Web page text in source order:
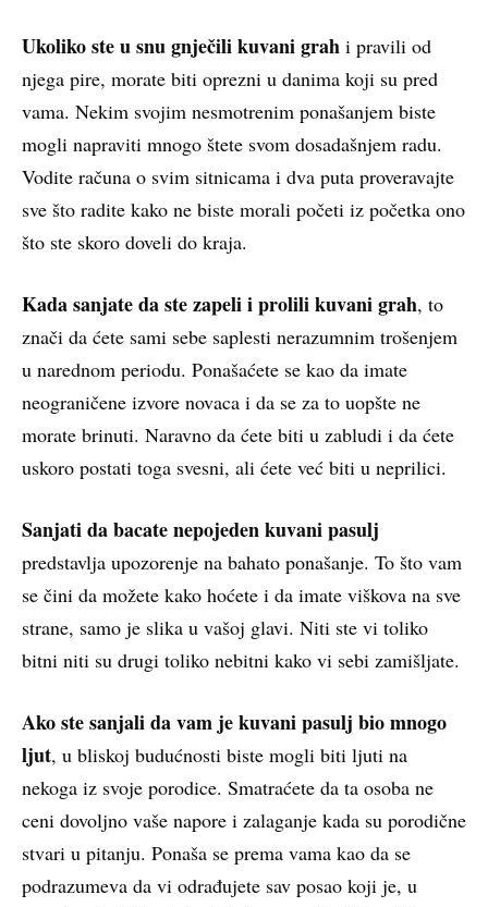
Ukoliko ste u snu gnječili kuvani grah i pravili od
njega pire, morate biti oprezni u danima koji su pred
vama. Nekim svojim nesmotrenim ponašanjem biste
mogli napraviti mnogo štete svom dosadašnjem radu.
Vodite računa o svim sitnicama i dva puta proveravajte
sve što radite kako ne biste morali početi iz početka ono
što ste skoro doveli do kraja.
Kada sanjate da ste zapeli i prolili kuvani grah, to
znači da ćete sami sebe saplesti nerazumnim trošenjem
u narednom periodu. Ponašaćete se kao da imate
neograničene izvore novaca i da se za to uopšte ne
morate brinuti. Naravno da ćete biti u zabludi i da ćete
uskoro postati toga svesni, ali ćete već biti u neprilici.
Sanjati da bacate nepojeden kuvani pasulj
predstavlja upozorenje na bahato ponašanje. To što vam
se čini da možete kako hoćete i da imate viškova na sve
strane, samo je slika u vašoj glavi. Niti ste vi toliko
bitni niti su drugi toliko nebitni kako vi sebi zamišljate.
Ako ste sanjali da vam je kuvani pasulj bio mnogo
ljut, u bliskoj budućnosti biste mogli biti ljuti na
nekoga iz svoje porodice. Smatraćete da ta osoba ne
ceni dovoljno vaše napore i zalaganje kada su porodične
stvari u pitanju. Ponaša se prema vama kao da se
podrazumeva da vi odrađujete sav posao koji je, u